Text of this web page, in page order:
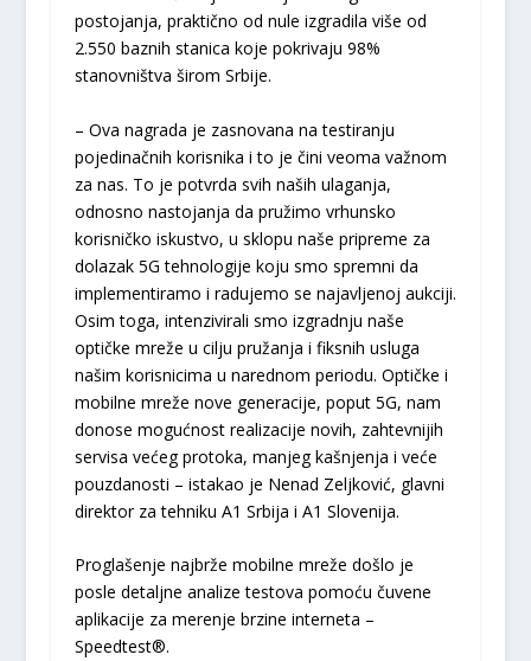
postojanja, praktično od nule izgradila više od
2.550 baznih stanica koje pokrivaju 98%
stanovništva širom Srbije.
– Ova nagrada je zasnovana na testiranju
pojedinačnih korisnika i to je čini veoma važnom
za nas. To je potvrda svih naših ulaganja,
odnosno nastojanja da pružimo vrhunsko
korisničko iskustvo, u sklopu naše pripreme za
dolazak 5G tehnologije koju smo spremni da
implementiramo i radujemo se najavljenoj aukciji.
Osim toga, intenzivirali smo izgradnju naše
optičke mreže u cilju pružanja i fiksnih usluga
našim korisnicima u narednom periodu. Optičke i
mobilne mreže nove generacije, poput 5G, nam
donose mogućnost realizacije novih, zahtevnijih
servisa većeg protoka, manjeg kašnjenja i veće
pouzdanosti – istakao je Nenad Zeljković, glavni
direktor za tehniku A1 Srbija i A1 Slovenija.
Proglašenje najbrže mobilne mreže došlo je
posle detaljne analize testova pomoću čuvene
aplikacije za merenje brzine interneta –
Speedtest®.